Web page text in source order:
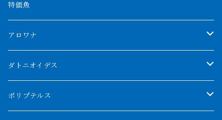
特価魚
アロワナ
クンパイ
アブソリュートレッド
ダトニオイデス
シャムタイガー
ポリプテルス